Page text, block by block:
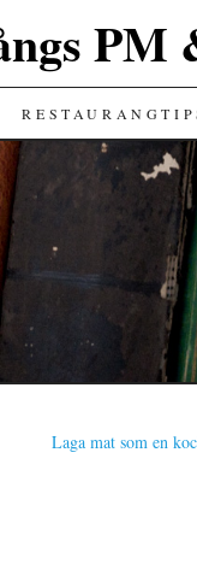
PM
Laga mat som en